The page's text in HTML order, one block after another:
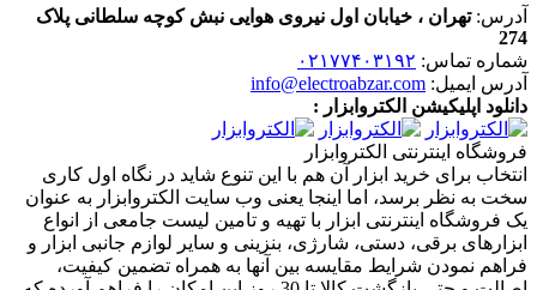
آدرس:تهران ، خیابان اول نیروی هوایی نبش کوچه سلطانی پلاک
274
شماره تماس: ۰۲۱۷۷۴۰۳۱۹۲
آدرس ایمیل: info@electroabzar.com
دانلود اپلیکیشن الکتروابزار :
فروشگاه اینترنتی الکتروابزار
انتخاب برای خرید ابزار آن هم با این تنوع شاید در نگاه اول کاری
سخت به نظر برسد، اما اینجا یعنی وب سایت الکتروابزار به عنوان
یک فروشگاه اینترنتی ابزار با تهیه و تامین لیست جامعی از انواع
ابزار‌های برقی، دستی، شارژی، بنزینی و سایر لوازم جانبی ابزار و
فراهم نمودن شرایط مقایسه بین آنها به همراه تضمین کیفیت،